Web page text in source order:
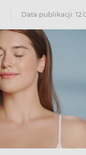
Data publikacji: